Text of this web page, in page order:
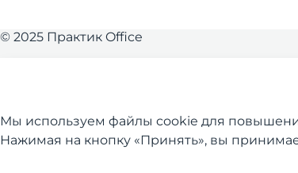
© 2025 Практик Office
публичной офертой, определяемой
положениями Статьи 437 (2) Гражданского
Мы используем файлы cookie для
Нажимая на кнопку «Принять», вы